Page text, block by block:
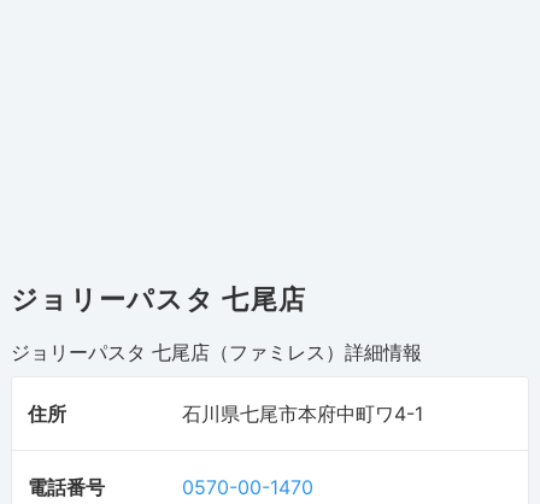
ジョリーパスタ 七尾店
ジョリーパスタ 七尾店（ファミレス） 詳細情報
住所 石川県七尾市本府中町ワ4-1
電話番号 0570-00-1470